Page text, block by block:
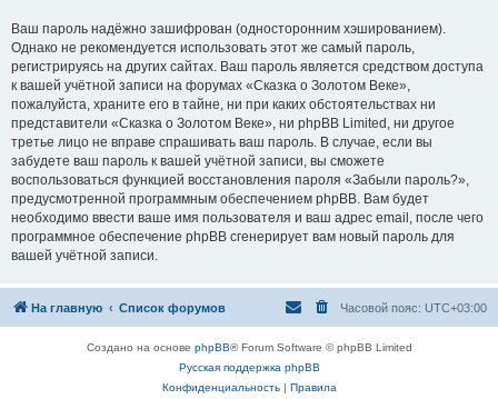
Ваш пароль надёжно зашифрован (односторонним хэшированием).
Однако не рекомендуется использовать этот же самый пароль,
регистрируясь на других сайтах. Ваш пароль является средством доступа
к вашей учётной записи на форумах «Сказка о Золотом Веке»,
пожалуйста, храните его в тайне, ни при каких обстоятельствах ни
представители «Сказка о Золотом Веке», ни phpBB Limited, ни другое
третье лицо не вправе спрашивать ваш пароль. В случае, если вы
забудете ваш пароль к вашей учётной записи, вы сможете
воспользоваться функцией восстановления пароля «Забыли пароль?»,
предусмотренной программным обеспечением phpBB. Вам будет
необходимо ввести ваше имя пользователя и ваш адрес email, после чего
программное обеспечение phpBB сгенерирует вам новый пароль для
вашей учётной записи.
На главную Список форумов Часовой пояс: UTC+03:00
Создано на основе phpBB® Forum Software © phpBB Limited
Русская поддержка phpBB
Конфиденциальность| Правила